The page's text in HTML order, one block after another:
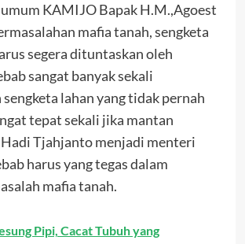
KAMIJO Bapak H.M.,Agoest
mafia tanah, sengketa
segera dituntaskan oleh
sangat banyak sekali
lahan yang tidak pernah
tepat sekali jika mantan
Tjahjanto menjadi menteri
harus yang tegas dalam
mafia tanah.
Pipi, Cacat Tubuh yang